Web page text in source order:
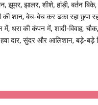
झूमर, झालर, शीशे, हांड़ी, बर्तन
की शान, बेच-बेच कर ढका रहा छुपा
में, धरा की कंपन में, शादी-विवाह,
हवा दार, सुंदर और आलिशान, बड़े-बड़े
आए, कितने चले गए, थका-हारा, समय
धमकियाँ, सच की बौखलाहट, झूठ-